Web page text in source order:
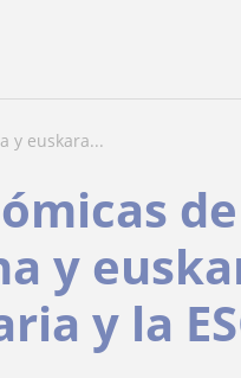
y euskara...
y
y la